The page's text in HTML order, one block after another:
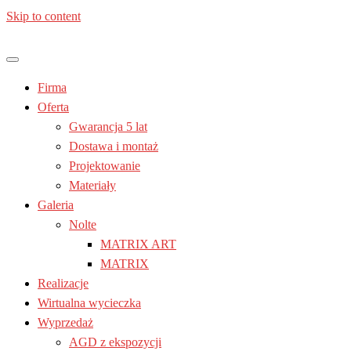
Skip to content
Meble kuchenne – Laura | Nolte
| Lublin
Firma
Oferta
Gwarancja 5 lat
Dostawa i montaż
Projektowanie
Materiały
Galeria
Nolte
MATRIX ART
MATRIX
Realizacje
Wirtualna wycieczka
Wyprzedaż
AGD z ekspozycji